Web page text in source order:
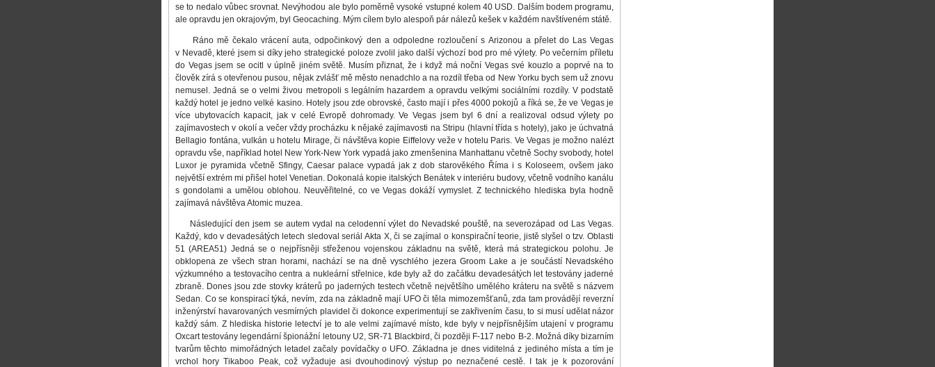
se to nedalo vůbec srovnat. Nevýhodou ale bylo poměrně vysoké vstupné kolem 40 USD. Dalším bodem programu,
ale opravdu jen okrajovým, byl Geocaching. Mým cílem bylo alespoň pár nálezů kešek v každém navštíveném státě.
Ráno mě čekalo vrácení auta, odpočinkový den a odpoledne rozloučení s Arizonou a přelet do Las Vegas
v Nevadě, které jsem si díky jeho strategické poloze zvolil jako další výchozí bod pro mé výlety. Po večerním příletu
do Vegas jsem se ocitl v úplně jiném světě. Musím přiznat, že i když má noční Vegas své kouzlo a poprvé na to
člověk zírá s otevřenou pusou, nějak zvlášť mě město nenadchlo a na rozdíl třeba od New Yorku bych sem už znovu
nemusel. Jedná se o velmi živou metropoli s legálním hazardem a opravdu velkými sociálními rozdíly. V podstatě
každý hotel je jedno velké kasino. Hotely jsou zde obrovské, často mají i přes 4000 pokojů a říká se, že ve Vegas je
více ubytovacích kapacit, jak v celé Evropě dohromady. Ve Vegas jsem byl 6 dní a realizoval odsud výlety po
zajímavostech v okolí a večer vždy procházku k nějaké zajímavosti na Stripu (hlavní třída s hotely), jako je úchvatná
Bellagio fontána, vulkán u hotelu Mirage, či návštěva kopie Eiffelovy veže v hotelu Paris. Ve Vegas je možno nalézt
opravdu vše, například hotel New York-New York vypadá jako zmenšenina Manhattanu včetně Sochy svobody, hotel
Luxor je pyramida včetně Sfingy, Caesar palace vypadá jak z dob starověkého Říma i s Koloseem, ovšem jako
největší extrém mi přišel hotel Venetian. Dokonalá kopie italských Benátek v interiéru budovy, včetně vodního kanálu
s gondolami a umělou oblohou. Neuvěřitelné, co ve Vegas dokáží vymyslet. Z technického hlediska byla hodně
zajímavá návštěva Atomic muzea.
Následující den jsem se autem vydal na celodenní výlet do Nevadské pouště, na severozápad od Las Vegas.
Každý, kdo v devadesátých letech sledoval seriál Akta X, či se zajímal o konspirační teorie, jistě slyšel o tzv. Oblasti
51 (AREA51) Jedná se o nejpřísněji střeženou vojenskou základnu na světě, která má strategickou polohu. Je
obklopena ze všech stran horami, nachází se na dně vyschlého jezera Groom Lake a je součástí Nevadského
výzkumného a testovacího centra a nukleární střelnice, kde byly až do začátku devadesátých let testovány jaderné
zbraně. Dones jsou zde stovky kráterů po jaderných testech včetně největšího umělého kráteru na světě s názvem
Sedan. Co se konspirací týká, nevím, zda na základně mají UFO či těla mimozemšťanů, zda tam provádějí reverzní
inženýrství havarovaných vesmírných plavidel či dokonce experimentují se zakřivením času, to si musí udělat názor
každý sám. Z hlediska historie letectví je to ale velmi zajímavé místo, kde byly v nejpřísnějším utajení v programu
Oxcart testovány legendární špionážní letouny U2, SR-71 Blackbird, či později F-117 nebo B-2. Možná díky bizarním
tvarům těchto mimořádných letadel začaly povídačky o UFO. Základna je dnes viditelná z jediného místa a tím je
vrchol hory Tikaboo Peak, což vyžaduje asi dvouhodinový výstup po neznačené cestě. I tak je k pozorování